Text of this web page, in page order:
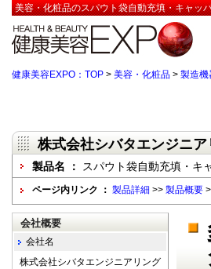
美容・化粧品のスパウト袋自動充填・キャッ
健康美容EXPO：TOP > 美容・化粧品 > 製造機
株式会社シバタエンジニア
製品名 ： スパウト袋自動充填・キ
ページ内リンク ： 製品詳細 >> 製品概要
会社概要
会社名
株式会社シバタエンジニアリング